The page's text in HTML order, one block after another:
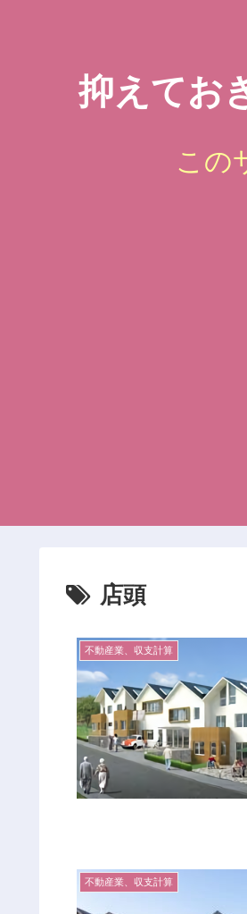
抑えてお
この
店頭
不動産業、収支計算
不動産業、収支計算